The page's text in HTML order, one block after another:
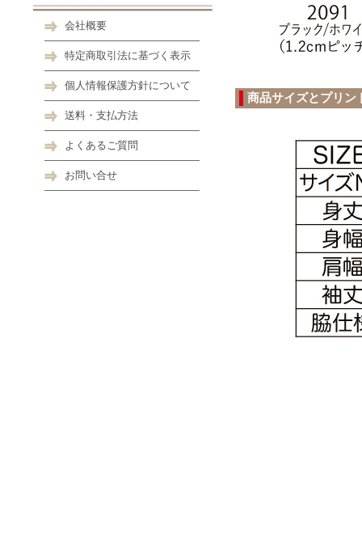
会社概要
特定商取引法に基づく表示
個人情報保護方針について
送料・支払方法
よくあるご質問
お問い合せ
商品サイズとプリン